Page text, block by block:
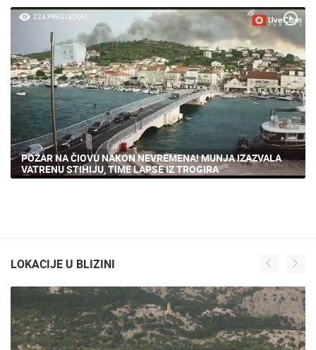
224 PREGLED(A)
POŽAR NA ČIOVU NAKON NEVREMENA! MUNJA IZAZVALA
VATRENU STIHIJU, TIME LAPSE IZ TROGIRA
LOKACIJE U BLIZINI